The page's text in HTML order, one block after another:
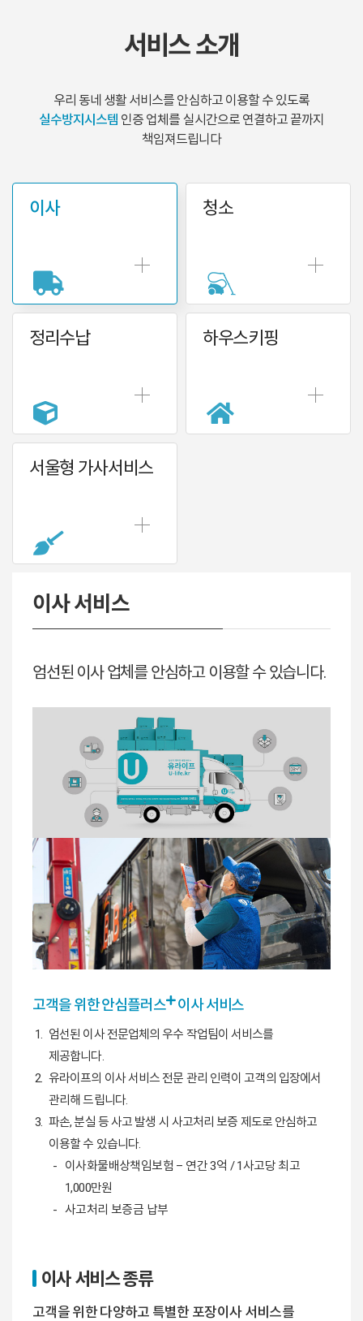
서비스 소개
우리 동네 생활 서비스를 안심하고 이용할 수 있도록
실수방지시스템 인증 업체를 실시간으로 연결하고 끝까지
책임져드립니다
이사 청소
정리수납 하우스키핑
서울형 가사서비스
이사 서비스
엄선된 이사 업체를 안심하고 이용할 수 있습니다.
고객을 위한 안심플러스 이사 서비스
엄선된 이사 전문업체의 우수 작업팀이 서비스를
제공합니다.
유라이프의 이사 서비스 전문 관리 인력이 고객의 입장에서
관리해 드립니다.
파손, 분실 등 사고 발생 시 사고처리 보증 제도로 안심하고
이용할 수 있습니다.
이사화물배상책임보험 – 연간 3억 / 1사고당 최고
1,000만원
사고처리 보증금 납부
이사 서비스 종류
고객을 위한 다양하고 특별한 포장이사 서비스를